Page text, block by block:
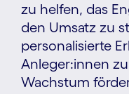
zu helfen, das
den Umsatz zu
personalisierte
Anleger:innen
Wachstum